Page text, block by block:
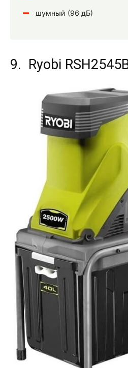
шумный (96 дБ)
9. Ryobi